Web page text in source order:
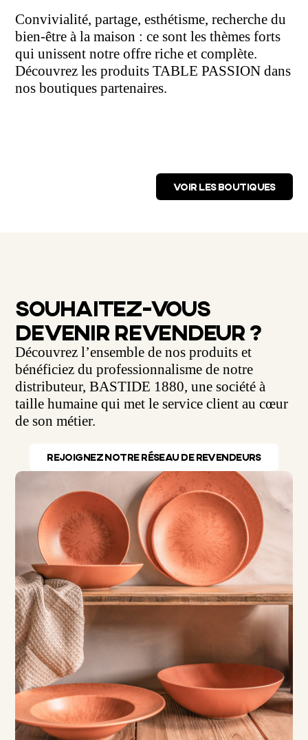
Convivialité, partage, esthétisme, recherche du
bien-être à la maison : ce sont les thèmes forts
qui unissent notre offre riche et complète.
Découvrez les produits TABLE PASSION dans
nos boutiques partenaires.
VOIR LES BOUTIQUES
SOUHAITEZ-VOUS
DEVENIR REVENDEUR ?
Découvrez l’ensemble de nos produits et
bénéficiez du professionnalisme de notre
distributeur, BASTIDE 1880, une société à
taille humaine qui met le service client au cœur
de son métier.
REJOIGNEZ NOTRE RÉSEAU DE REVENDEURS